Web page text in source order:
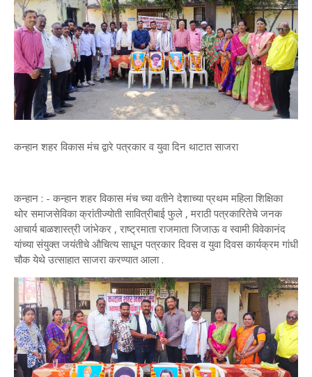
कन्हान शहर विकास मंच द्वारे पत्रकार व युवा दिन थाटात साजरा
कन्हान : - कन्हान शहर विकास मंच च्या वतीने देशाच्या प्रथम महिला शिक्षिका
थोर समाजसेविका क्रांतीज्योती सावित्रीबाई फुले , मराठी पत्रकारितेचे जनक
आचार्य बाळशास्त्री जांभेकर , राष्ट्रमाता राजमाता जिजाऊ व स्वामी विवेकानंद
यांच्या संयुक्त जयंतीचे औचित्य साधून पत्रकार दिवस व युवा दिवस कार्यक्रम गांधी
चौक येथे उत्साहात साजरा करण्यात आला .